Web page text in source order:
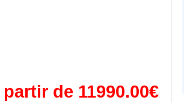
partir de 11990.00€